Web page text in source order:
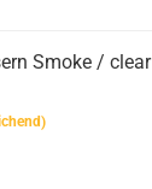
Smoke / clear